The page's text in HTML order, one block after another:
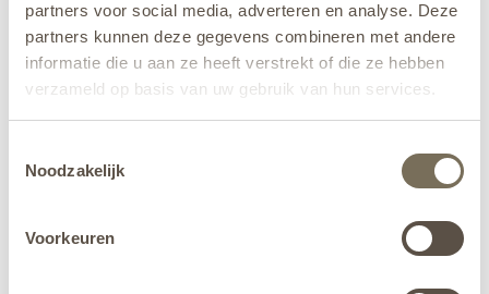
partners voor social media, adverteren en analyse. Deze
partners kunnen deze gegevens combineren met andere
informatie die u aan ze heeft verstrekt of die ze hebben
verzameld op basis van uw gebruik van hun services.
jehier.
Noodzakelijk
Voorkeuren